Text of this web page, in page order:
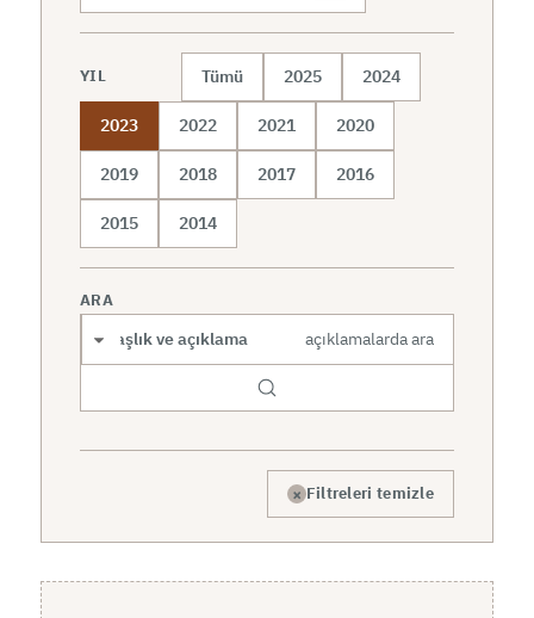
YIL Tümü 2025 2024
2023 2022 2021 2020
2019 2018 2017 2016
2015 2014
ARA
× Filtreleri temizle